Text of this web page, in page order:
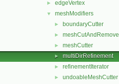
► edgeVertex
▼ meshModifiers
► boundaryCutter
► meshCutAndRemove
► meshCutter
► multiDirRefinement
► refinementIterator
► undoableMeshCutter